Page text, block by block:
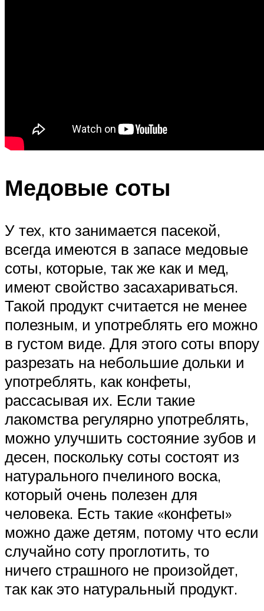
Медовые соты
У тех, кто занимается пасекой,
всегда имеются в запасе медовые
соты, которые, так же как и мед,
имеют свойство засахариваться.
Такой продукт считается не менее
полезным, и употреблять его можно
в густом виде. Для этого соты впору
разрезать на небольшие дольки и
употреблять, как конфеты,
рассасывая их. Если такие
лакомства регулярно употреблять,
можно улучшить состояние зубов и
десен, поскольку соты состоят из
натурального пчелиного воска,
который очень полезен для
человека. Есть такие «конфеты»
можно даже детям, потому что если
случайно соту проглотить, то
ничего страшного не произойдет,
так как это натуральный продукт.